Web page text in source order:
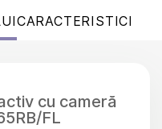
CARACTERISTICI
cu cameră
FL